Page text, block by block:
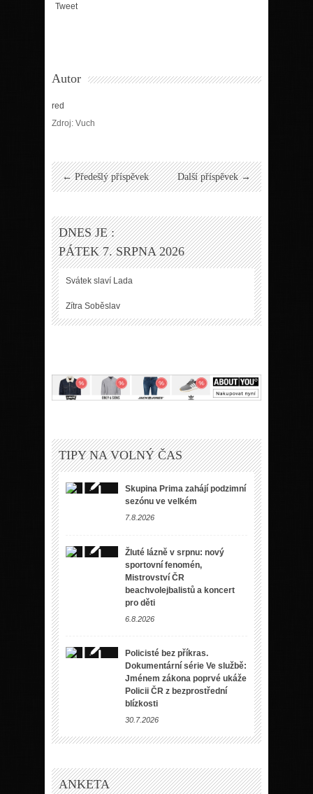
Tweet
Autor
red
Zdroj: Vuch
← Předešlý příspěvek Další příspěvek →
DNES JE :
PÁTEK 7. SRPNA 2026
Svátek slaví Lada
Zítra Soběslav
TIPY NA VOLNÝ ČAS
Skupina Prima zahájí podzimní
sezónu ve velkém
7.8.2026
Žluté lázně v srpnu: nový
sportovní fenomén,
Mistrovství ČR
beachvolejbalistů a koncert
pro děti
6.8.2026
Policisté bez příkras.
Dokumentární série Ve službě:
Jménem zákona poprvé ukáže
Policii ČR z bezprostřední
blízkosti
30.7.2026
ANKETA